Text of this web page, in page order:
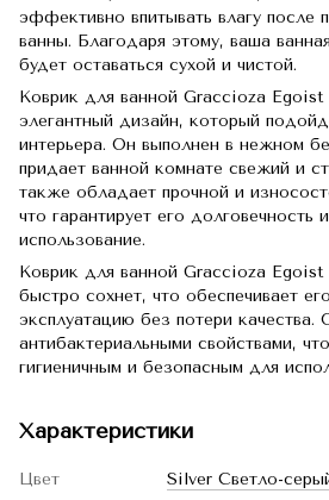
эффективно впитывать влагу после
ванны. Благодаря этому, ваша
будет оставаться сухой и чистой.
Коврик для ванной Graccioza
элегантный дизайн, который
интерьера. Он выполнен в нежном
придает ванной комнате свежий и
также обладает прочной и
что гарантирует его долговечность
использование.
Коврик для ванной Graccioza Egoist
быстро сохнет, что обеспечивает
эксплуатацию без потери
антибактериальными свойствами,
гигиеничным и безопасным для
Характеристики
Цвет
Silver Светло-